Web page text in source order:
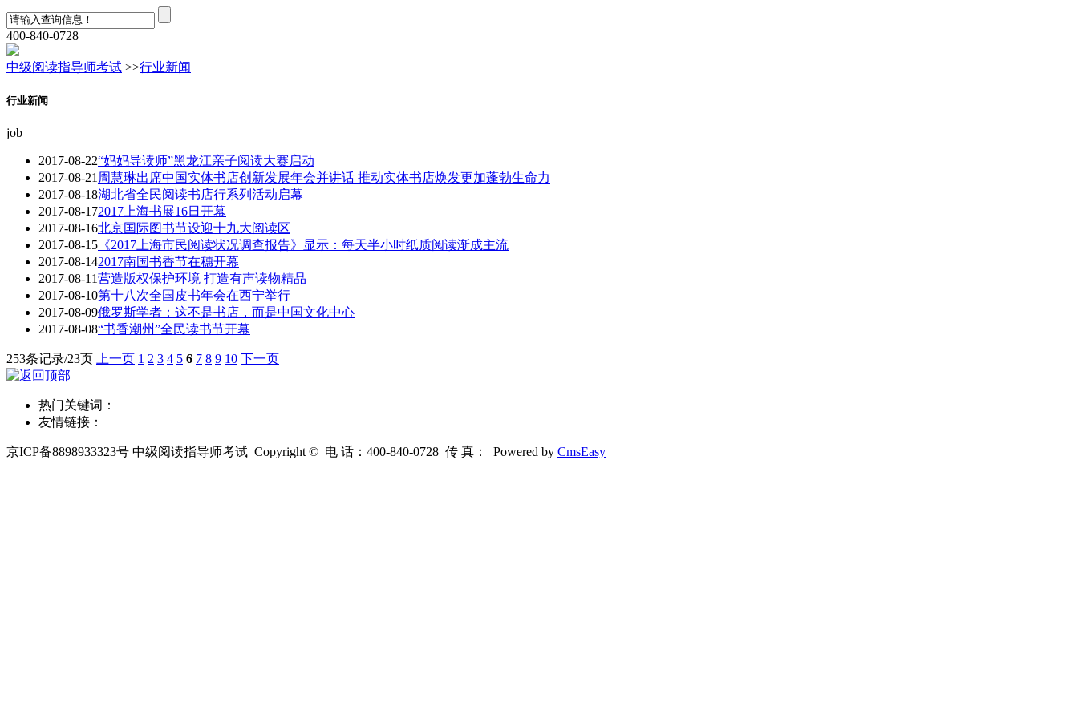
400-840-0728
中级阅读指导师考试 >>行业新闻
行业新闻
job
2017-08-22“妈妈导读师”黑龙江亲子阅读大赛启动
2017-08-21 周慧琳出席中国实体书店创新发展年会并讲话 推动实体书店焕发更加蓬勃生命力
2017-08-18湖北省全民阅读书店行系列活动启幕
2017-08-172017上海书展16日开幕
2017-08-16北京国际图书节设迎十九大阅读区
2017-08-15 《2017上海市民阅读状况调查报告》显示：每天半小时纸质阅读渐成主流
2017-08-142017南国书香节在穗开幕
2017-08-11营造版权保护环境 打造有声读物精品
2017-08-10第十八次全国皮书年会在西宁举行
2017-08-09俄罗斯学者：这不是书店，而是中国文化中心
2017-08-08“书香潮州”全民读书节开幕
253条记录/23页 上一页 1 2 3 4 5 6 7 8 9 10 下一页
热门关键词：
友情链接：
京ICP备8898933323号 中级阅读指导师考试 Copyright © 电 话：400-840-0728 传 真： Powered by CmsEasy